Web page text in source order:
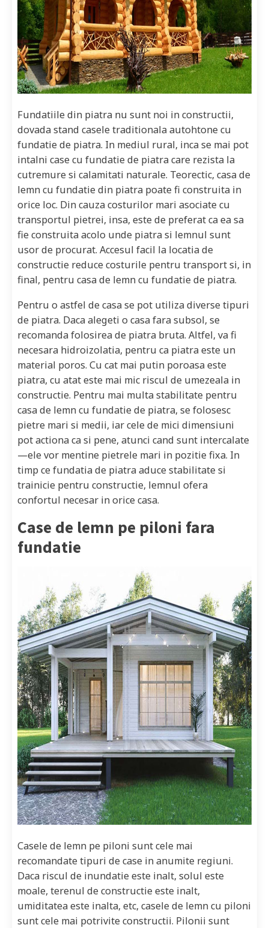
Fundatiile din piatra nu sunt noi in constructii,
dovada stand casele traditionala autohtone cu
fundatie de piatra. In mediul rural, inca se mai pot
intalni case cu fundatie de piatra care rezista la
cutremure si calamitati naturale. Teorectic, casa de
lemn cu fundatie din piatra poate fi construita in
orice loc. Din cauza costurilor mari asociate cu
transportul pietrei, insa, este de preferat ca ea sa
fie construita acolo unde piatra si lemnul sunt
usor de procurat. Accesul facil la locatia de
constructie reduce costurile pentru transport si, in
final, pentru casa de lemn cu fundatie de piatra.
Pentru o astfel de casa se pot utiliza diverse tipuri
de piatra. Daca alegeti o casa fara subsol, se
recomanda folosirea de piatra bruta. Altfel, va fi
necesara hidroizolatia, pentru ca piatra este un
material poros. Cu cat mai putin poroasa este
piatra, cu atat este mai mic riscul de umezeala in
constructie. Pentru mai multa stabilitate pentru
casa de lemn cu fundatie de piatra, se folosesc
pietre mari si medii, iar cele de mici dimensiuni
pot actiona ca si pene, atunci cand sunt intercalate
—ele vor mentine pietrele mari in pozitie fixa. In
timp ce fundatia de piatra aduce stabilitate si
trainicie pentru constructie, lemnul ofera
confortul necesar in orice casa.
Case de lemn pe piloni fara
fundatie
Casele de lemn pe piloni sunt cele mai
recomandate tipuri de case in anumite regiuni.
Daca riscul de inundatie este inalt, solul este
moale, terenul de constructie este inalt,
umiditatea este inalta, etc, casele de lemn cu piloni
sunt cele mai potrivite constructii. Pilonii sunt